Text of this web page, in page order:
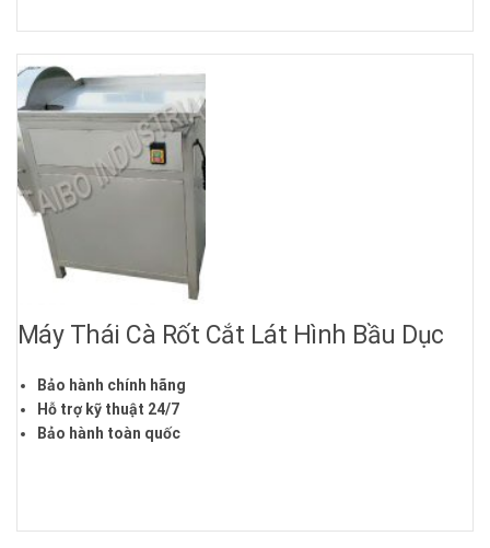
Máy Thái Cà Rốt Cắt Lát Hình Bầu Dục
Bảo hành chính hãng
Hỗ trợ kỹ thuật 24/7
Bảo hành toàn quốc